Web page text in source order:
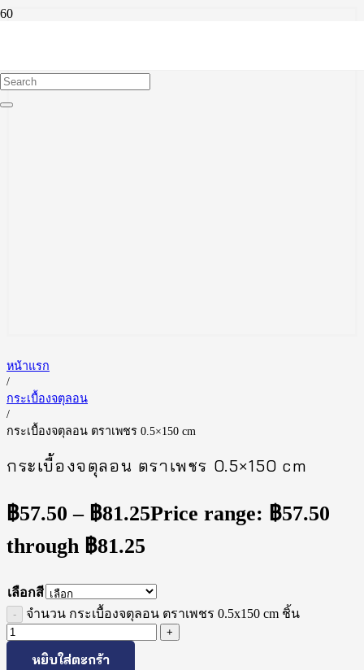
หน้าแรก
/
กระเบื้องจตุลอน
/
กระเบื้องจตุลอน ตราเพชร 0.5×150 cm
กระเบื้องจตุลอน ตราเพชร 0.5×150 cm
฿57.50 – ฿81.25Price range: ฿57.50
through ฿81.25
เลือกสี
จำนวน กระเบื้องจตุลอน ตราเพชร 0.5x150 cm ชิ้น
หยิบใส่ตะกร้า